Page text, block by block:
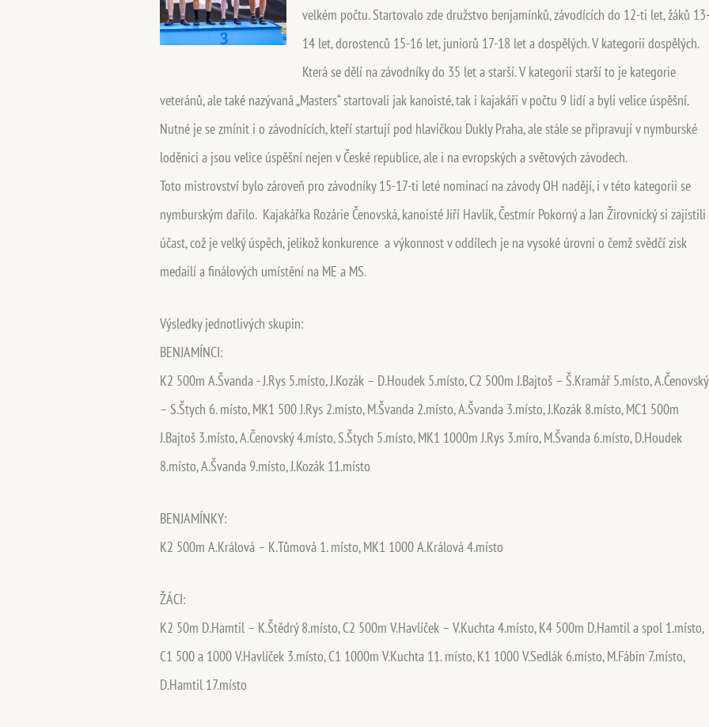
velkém počtu. Startovalo zde družstvo benjamínků, závodících do 12-ti let, žáků 13-
14 let, dorostenců 15-16 let, juniorů 17-18 let a dospělých. V kategorii dospělých.
Která se dělí na závodníky do 35 let a starší. V kategorii starší to je kategorie
veteránů, ale také nazývaná „Masters“ startovali jak kanoisté, tak i kajakáři v počtu 9 lidí a byli velice úspěšní.
Nutné je se zmínit i o závodnících, kteří startují pod hlavičkou Dukly Praha, ale stále se připravují v nymburské
loděnici a jsou velice úspěšní nejen v České republice, ale i na evropských a světových závodech.
Toto mistrovství bylo zároveň pro závodníky 15-17-ti leté nominací na závody OH nadějí, i v této kategorii se
nymburským dařilo. Kajakářka Rozárie Čenovská, kanoisté Jiří Havlík, Čestmír Pokorný a Jan Žirovnický si zajistili
účast, což je velký úspěch, jelikož konkurence a výkonnost v oddílech je na vysoké úrovni o čemž svědčí zisk
medailí a finálových umístění na ME a MS.
Výsledky jednotlivých skupin:
BENJAMÍNCI:
K2 500m A.Švanda - J.Rys 5.místo, J.Kozák – D.Houdek 5.místo, C2 500m J.Bajtoš – Š.Kramář 5.místo, A.Čenovský
– S.Štych 6. místo, MK1 500 J.Rys 2.místo, M.Švanda 2.místo, A.Švanda 3.místo, J.Kozák 8.místo, MC1 500m
J.Bajtoš 3.místo, A.Čenovský 4.místo, S.Štych 5.místo, MK1 1000m J.Rys 3.míro, M.Švanda 6.místo, D.Houdek
8.místo, A.Švanda 9.místo, J.Kozák 11.místo
BENJAMÍNKY:
K2 500m A.Králová – K.Tůmová 1. místo, MK1 1000 A.Králová 4.místo
ŽÁCI:
K2 50m D.Hamtil – K.Štědrý 8.místo, C2 500m V.Havlíček – V.Kuchta 4.místo, K4 500m D.Hamtil a spol 1.místo,
C1 500 a 1000 V.Havlíček 3.místo, C1 1000m V.Kuchta 11. místo, K1 1000 V.Sedlák 6.místo, M.Fábin 7.místo,
D.Hamtil 17.místo